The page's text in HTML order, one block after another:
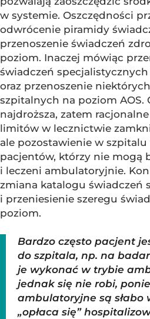
w systemie. Oszczędności
odwrócenie piramidy
przenoszenie świadczeń
poziom. Inaczej mówiąc
świadczeń
oraz przenoszenie
szpitalnych na poziom AOS.
najdroższa, zatem
limitów w lecznictwie
ale pozostawienie w
pacjentów, którzy nie mogą
i leczeni ambulatoryjnie.
zmiana katalogu świadczeń
i przeniesienie szeregu
poziom.
Bardzo często pacjent
do szpitala, np. na
je wykonać w trybie
jednak się nie robi,
ambulatoryjne są słabo
„opłaca się”